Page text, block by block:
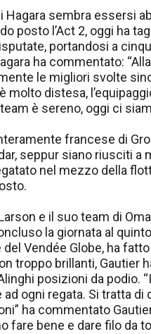
Hagara sembra essersi
posto l’Act 2, oggi ha
portandosi a
ha commentato:
le migliori svolte
molto distesa,
è sereno, oggi ci
francese di
seppur siano riusciti
nel mezzo della
e il suo team di
la giornata al
Vendée Globe, ha
troppo brillanti, Gautier
posizioni da podio.
ad ogni regata. Si tratta
ha commentato
fare bene e dare filo da